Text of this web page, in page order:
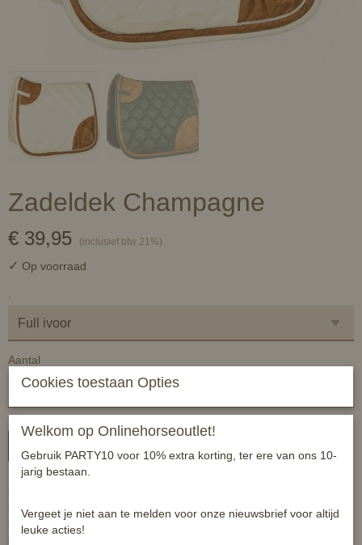
Zadeldek Champagne
€ 39,95 (inclusief btw 21%)
✓ Op voorraad
Aantal
- vocht wordt snel opgenomen
- lussen met klittenbandsluiting
- lussen voor de singelstoten
- dikke vulling
Cookies toestaan Opties
Welkom op Onlinehorseoutlet!
Gebruik PARTY10 voor 10% extra korting, ter ere van ons 10-
jarig bestaan.
Vergeet je niet aan te melden voor onze nieuwsbrief voor altijd
leuke acties!